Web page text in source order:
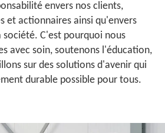
envers nos clients,
et actionnaires ainsi qu'envers
C'est pourquoi nous
avec soin, soutenons l'éducation,
sur des solutions d'avenir qui
durable possible pour tous.